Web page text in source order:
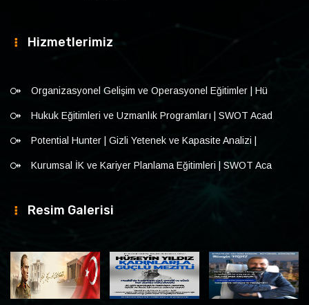
Hizmetlerimiz
Organizasyonel Gelişim ve Operasyonel Eğitimler | Hü
Hukuk Eğitimleri ve Uzmanlık Programları | SWOT Acad
Potential Hunter | Gizli Yetenek ve Kapasite Analizi |
Kurumsal İK ve Kariyer Planlama Eğitimleri | SWOT Aca
Resim Galerisi